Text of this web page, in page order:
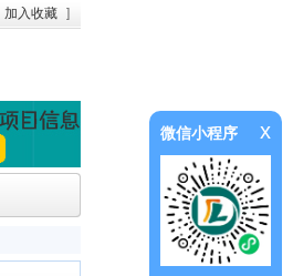
加入收藏 ]
微信小程序 x